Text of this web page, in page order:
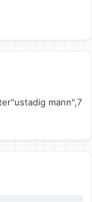
mann",7